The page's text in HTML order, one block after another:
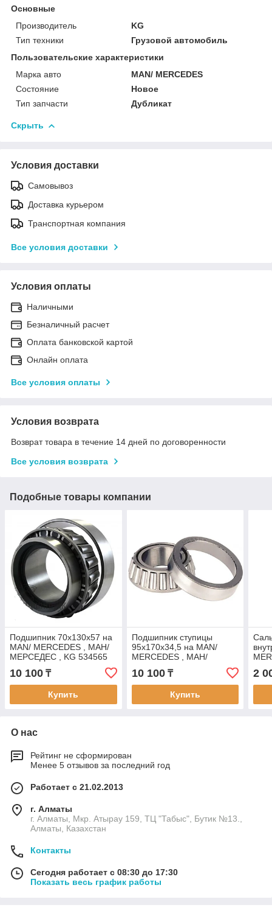
Основные
Производитель
KG
Тип техники
Грузовой автомобиль
Пользовательские характеристики
Марка авто
MAN/ MERCEDES
Состояние
Новое
Тип запчасти
Дубликат
Скрыть
Условия доставки
Самовывоз
Доставка курьером
Транспортная компания
Все условия доставки
Условия оплаты
Наличными
Безналичный расчет
Оплата банковской картой
Онлайн оплата
Все условия оплаты
Условия возврата
Возврат товара в течение 14 дней по договоренности
Все условия возврата
Подобные товары компании
Подшипник 70x130x57 на
MAN/ MERCEDES , МАН/
МЕРСЕДЕС , KG 534565
10 100 ₸
Купить
Подшипник ступицы
95x170x34,5 на MAN/
MERCEDES , МАН/
МЕРСЕДЕС , ALP 30219
10 100₸
Купить
2
О нас
Рейтинг не сформирован
Менее 5 отзывов за последний год
Работает с 21.02.2013
г. Алматы
г. Алматы, Мкр. Атырау 159, ТЦ "Табыс", Бутик №13.,
Алматы, Казахстан
Контакты
Сегодня работает с 08:30 до 17:30
Показать весь график работы